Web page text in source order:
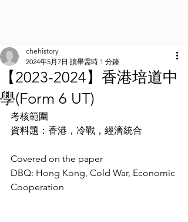
【2023-2024】香港培道中
學(Form 6 UT)
chehistory
2024年5月7日 讀畢需時 1 分鐘
考核範圍
資料題：香港，冷戰，經濟統合
Covered on the paper
DBQ: Hong Kong, Cold War, Economic
Cooperation